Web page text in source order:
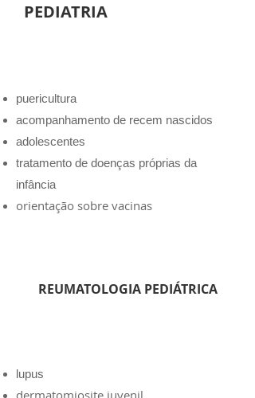
PEDIATRIA
puericultura
acompanhamento de recem nascidos
adolescentes
tratamento de doenças próprias da
infância
orientação sobre vacinas
REUMATOLOGIA PEDIÁTRICA
lupus
dermatomiosite juvenil